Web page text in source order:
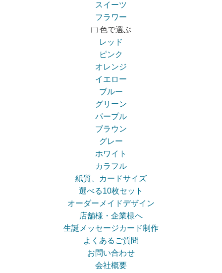
スイーツ
フラワー
色で選ぶ
レッド
ピンク
オレンジ
イエロー
ブルー
グリーン
パープル
ブラウン
グレー
ホワイト
カラフル
紙質、カードサイズ
選べる10枚セット
オーダーメイドデザイン
店舗様・企業様へ
生誕メッセージカード制作
よくあるご質問
お問い合わせ
会社概要